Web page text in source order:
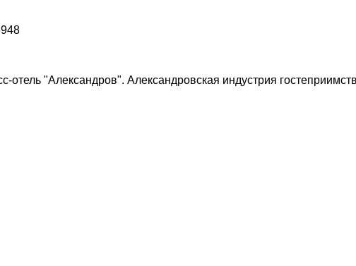
отель "Александров". Александровская индустрия